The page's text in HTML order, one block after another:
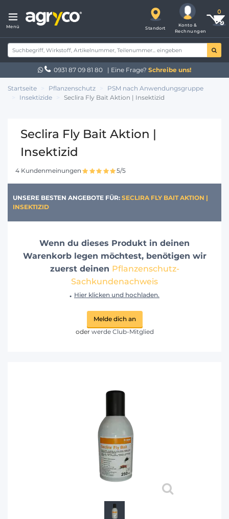
Menü Standort
Konto &
Rechnungen
0931 87 09 81 80 | Eine Frage? Schreibe uns!
Startseite Pflanzenschutz
PSM nach Anwendungsgruppe
Insektizide
Seclira Fly Bait Aktion | Insektizid
Seclira Fly Bait Aktion |
Insektizid
4 Kundenmeinungen 5/5
UNSERE BESTEN ANGEBOTE FÜR: SECLIRA FLY BAIT AKTION |
INSEKTIZID
Wenn du dieses Produkt in deinen
Warenkorb legen möchtest, benötigen wir
zuerst deinen Pflanzenschutz-
Sachkundenachweis
. Hier klicken und hochladen.
Melde dich an
oder werde Club-Mitglied